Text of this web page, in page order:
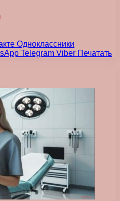
Одноклассники
Telegram Viber Печатать